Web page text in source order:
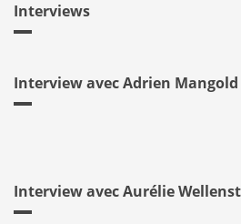
Interviews
Interview avec Adrien Mangold
Interview avec Aurélie